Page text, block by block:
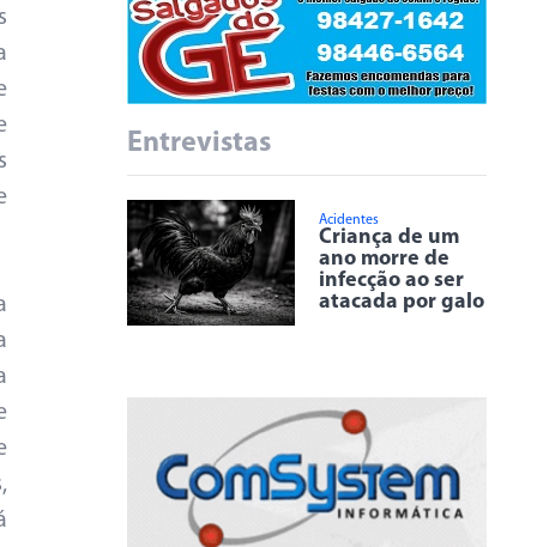
Entrevistas
Acidentes
Criança de um
ano morre de
infecção ao ser
atacada por galo